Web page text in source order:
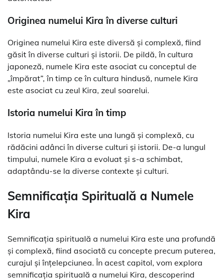
Originea numelui Kira în diverse culturi
Originea numelui Kira este diversă și complexă, fiind
găsit în diverse culturi și istorii. De pildă, în cultura
japoneză, numele Kira este asociat cu conceptul de
„împărat”, în timp ce în cultura hindusă, numele Kira
este asociat cu zeul Kira, zeul soarelui.
Istoria numelui Kira în timp
Istoria numelui Kira este una lungă și complexă, cu
rădăcini adânci în diverse culturi și istorii. De-a lungul
timpului, numele Kira a evoluat și s-a schimbat,
adaptându-se la diverse contexte și culturi.
Semnificația Spirituală a Numele
Kira
Semnificația spirituală a numelui Kira este una profundă
și complexă, fiind asociată cu concepte precum puterea,
curajul și înțelepciunea. În acest capitol, vom explora
semnificația spirituală a numelui Kira, descoperind